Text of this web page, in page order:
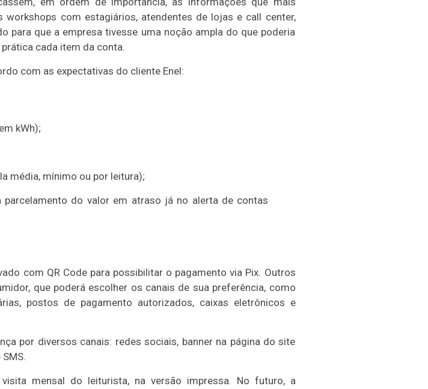
com estagiários, atendentes de lojas e call center,
para que a empresa tivesse uma noção ampla do que poderia
cada item da conta.
com as expectativas do cliente Enel:
kWh);
média, mínimo ou por leitura);
do valor em atraso já no alerta de contas
com QR Code para possibilitar o pagamento via Pix. Outros
que poderá escolher os canais de sua preferência, como
postos de pagamento autorizados, caixas eletrônicos e
por diversos canais: redes sociais, banner na página do site
mensal do leiturista, na versão impressa. No futuro, a